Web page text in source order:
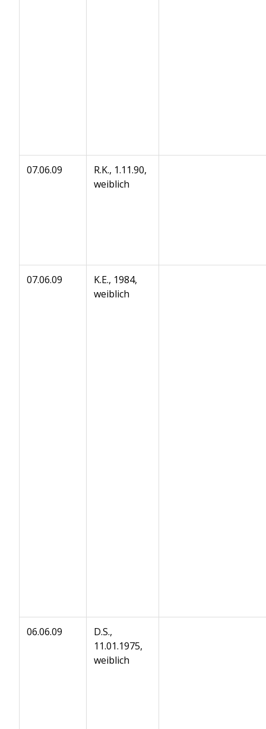
07.06.09
R.K., 1.11.90,
weiblich
07.06.09
K.E., 1984,
weiblich
06.06.09
D.S.,
11.01.1975,
weiblich